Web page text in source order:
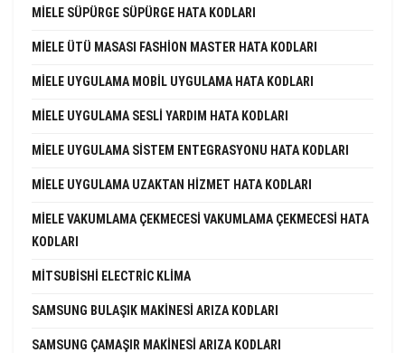
MIELE SÜPÜRGE SÜPÜRGE HATA KODLARI
MIELE ÜTÜ MASASI FASHION MASTER HATA KODLARI
MIELE UYGULAMA MOBIL UYGULAMA HATA KODLARI
MIELE UYGULAMA SESLI YARDIM HATA KODLARI
MIELE UYGULAMA SISTEM ENTEGRASYONU HATA KODLARI
MIELE UYGULAMA UZAKTAN HIZMET HATA KODLARI
MIELE VAKUMLAMA ÇEKMECESI VAKUMLAMA ÇEKMECESI HATA
KODLARI
MITSUBISHI ELECTRIC KLIMA
SAMSUNG BULAŞIK MAKINESI ARIZA KODLARI
SAMSUNG ÇAMAŞIR MAKINESI ARIZA KODLARI